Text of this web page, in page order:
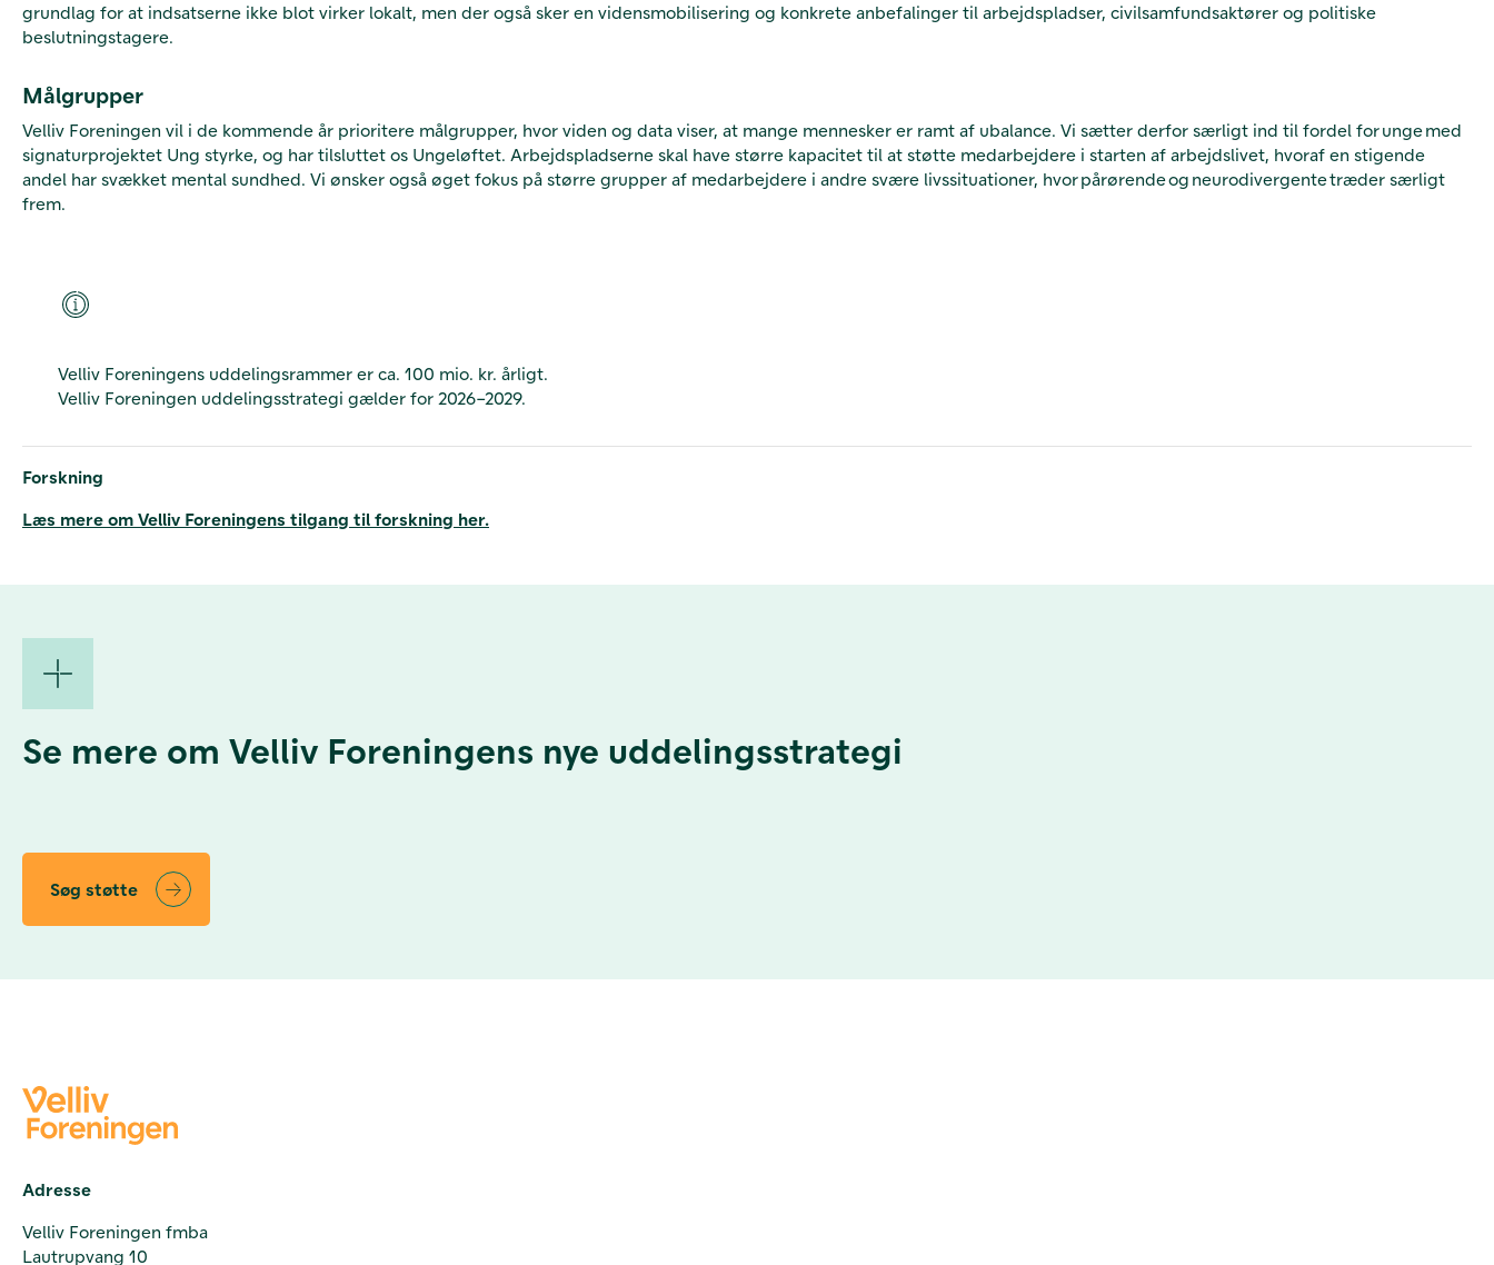
grundlag for at indsatserne ikke blot virker lokalt, men der også sker en vidensmobilisering og konkrete anbefalinger til arbejdspladser, civilsamfundsaktører og politiske
beslutningstagere.
Målgrupper
Velliv Foreningen vil i de kommende år prioritere målgrupper, hvor viden og data viser, at mange mennesker er ramt af ubalance. Vi sætter derfor særligt ind til fordel for unge med
signaturprojektet Ung styrke, og har tilsluttet os Ungeløftet. Arbejdspladserne skal have større kapacitet til at støtte medarbejdere i starten af arbejdslivet, hvoraf en stigende
andel har svækket mental sundhed. Vi ønsker også øget fokus på større grupper af medarbejdere i andre svære livssituationer, hvor pårørende og neurodivergente træder særligt
frem.
Velliv Foreningens uddelingsrammer er ca. 100 mio. kr. årligt.
Velliv Foreningen uddelingsstrategi gælder for 2026–2029.
Forskning
Læs mere om Velliv Foreningens tilgang til forskning her.
Se mere om Velliv Foreningens nye uddelingsstrategi
Søg støtte
Adresse
Velliv Foreningen fmba
Lautrupvang 10